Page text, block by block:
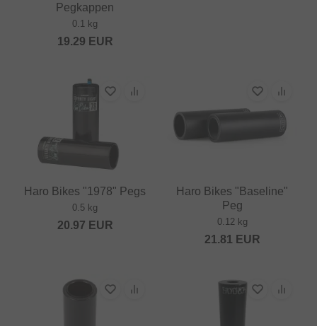
Pegkappen
0.1 kg
19.29 EUR
Haro Bikes "1978" Pegs
0.5 kg
20.97 EUR
Haro Bikes "Baseline"
Peg
0.12 kg
21.81 EUR